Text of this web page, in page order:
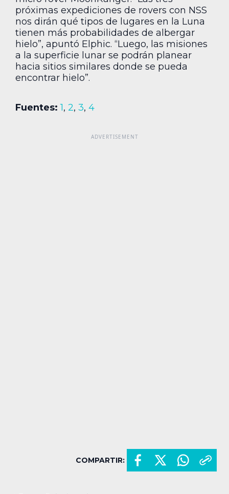
próximas expediciones de rovers con NSS
nos dirán qué tipos de lugares en la Luna
tienen más probabilidades de albergar
hielo”, apuntó Elphic. “Luego, las misiones
a la superficie lunar se podrán planear
hacia sitios similares donde se pueda
encontrar hielo”.
Fuentes: 1, 2, 3, 4
COMPARTIR: